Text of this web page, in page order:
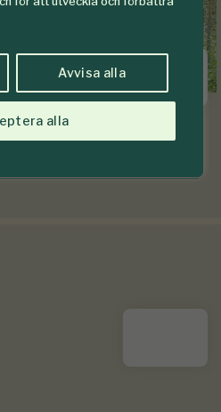
Avvisa alla
alla